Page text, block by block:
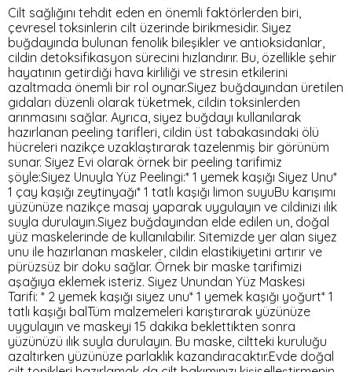
Cilt sağlığını tehdit eden en önemli faktörlerden biri,
çevresel toksinlerin cilt üzerinde birikmesidir. Siyez
buğdayında bulunan fenolik bileşikler ve antioksidanlar,
cildin detoksifikasyon sürecini hızlandırır. Bu, özellikle şehir
hayatının getirdiği hava kirliliği ve stresin etkilerini
azaltmada önemli bir rol oynar.Siyez buğdayından üretilen
gıdaları düzenli olarak tüketmek, cildin toksinlerden
arınmasını sağlar. Ayrıca, siyez buğdayı kullanılarak
hazırlanan peeling tarifleri, cildin üst tabakasındaki ölü
hücreleri nazikçe uzaklaştırarak tazelenmiş bir görünüm
sunar. Siyez Evi olarak örnek bir peeling tarifimiz
şöyle:Siyez Unuyla Yüz Peelingi:* 1 yemek kaşığı Siyez Unu*
1 çay kaşığı zeytinyağı* 1 tatlı kaşığı limon suyuBu karışımı
yüzünüze nazikçe masaj yaparak uygulayın ve cildinizi ılık
suyla durulayın.Siyez buğdayından elde edilen un, doğal
yüz maskelerinde de kullanılabilir. Sitemizde yer alan siyez
unu ile hazırlanan maskeler, cildin elastikiyetini artırır ve
pürüzsüz bir doku sağlar. Örnek bir maske tarifimizi
aşağıya eklemek isteriz. Siyez Unundan Yüz Maskesi
Tarifi: * 2 yemek kaşığı siyez unu* 1 yemek kaşığı yoğurt* 1
tatlı kaşığı balTüm malzemeleri karıştırarak yüzünüze
uygulayın ve maskeyi 15 dakika beklettikten sonra
yüzünüzü ılık suyla durulayın. Bu maske, ciltteki kuruluğu
azaltırken yüzünüze parlaklık kazandıracaktır.Evde doğal